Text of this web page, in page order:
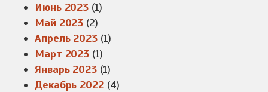
Июнь 2023 (1)
Май 2023 (2)
Апрель 2023(1)
Март 2023 (1)
Январь 2023(1)
Декабрь 2022(4)